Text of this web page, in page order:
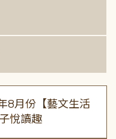
8月份【藝文生活
悅讀趣